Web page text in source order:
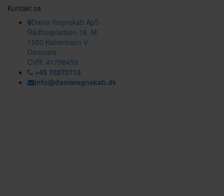
Kontakt os
Dania Regnskab ApS
Rådhuspladsen 16, M
1550 København V
Danmark
CVR: 41798459
+45 70272713
info@daniaregnskab.dk